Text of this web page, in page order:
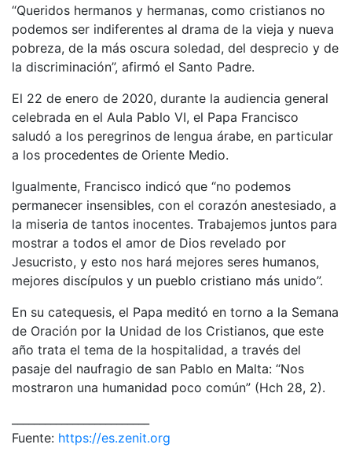
“Queridos hermanos y hermanas, como cristianos no
podemos ser indiferentes al drama de la vieja y nueva
pobreza, de la más oscura soledad, del desprecio y de
la discriminación”, afirmó el Santo Padre.
El 22 de enero de 2020, durante la audiencia general
celebrada en el Aula Pablo VI, el Papa Francisco
saludó a los peregrinos de lengua árabe, en particular
a los procedentes de Oriente Medio.
Igualmente, Francisco indicó que “no podemos
permanecer insensibles, con el corazón anestesiado, a
la miseria de tantos inocentes. Trabajemos juntos para
mostrar a todos el amor de Dios revelado por
Jesucristo, y esto nos hará mejores seres humanos,
mejores discípulos y un pueblo cristiano más unido”.
En su catequesis, el Papa meditó en torno a la Semana
de Oración por la Unidad de los Cristianos, que este
año trata el tema de la hospitalidad, a través del
pasaje del naufragio de san Pablo en Malta: “Nos
mostraron una humanidad poco común” (Hch 28, 2).
Fuente: https://es.zenit.org